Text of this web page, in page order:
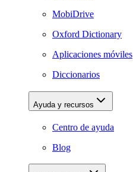
MobiDrive
Oxford Dictionary
Aplicaciones móviles
Diccionarios
Ayuda y recursos
Centro de ayuda
Blog